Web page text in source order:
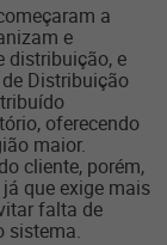
a
e
distribuição, e
Distribuição
oferecendo
maior.
cliente, porém,
que exige mais
falta de
sistema.